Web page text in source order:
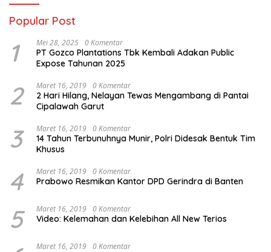
Popular Post
1 Mei 28, 2025 0 Komentar
PT Gozco Plantations Tbk Kembali Adakan Public
Expose Tahunan 2025
2 Maret 16, 2019 0 Komentar
2 Hari Hilang, Nelayan Tewas Mengambang di Pantai
Cipalawah Garut
3 Maret 16, 2019 0 Komentar
14 Tahun Terbunuhnya Munir, Polri Didesak Bentuk Tim
Khusus
4 Maret 16, 2019 0 Komentar
Prabowo Resmikan Kantor DPD Gerindra di Banten
5 Maret 16, 2019 0 Komentar
Video: Kelemahan dan Kelebihan All New Terios
Maret 16, 2019 0 Komentar